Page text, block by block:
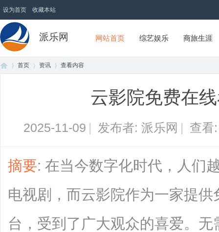
设为首页 收藏本站
派乐网 网站首页 综艺娱乐 商旅生涯
首页 资讯 查看内容
云影院免费在
2025-11-09 | 发布者: 派乐网 | 查
摘要: 在当今数字化时代，人们
电视剧，而云影院作为一家提
台，受到了广大观众的喜爱。